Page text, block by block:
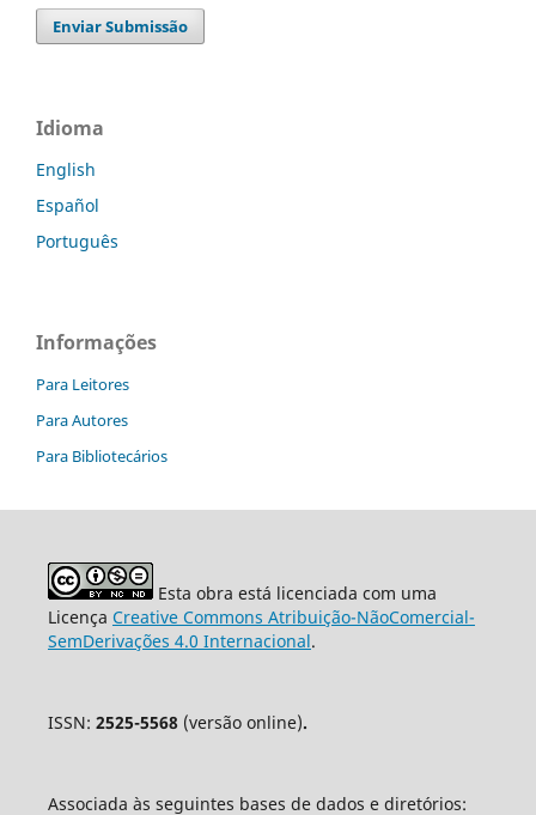
Enviar Submissão
Idioma
English
Español
Português
Informações
Para Leitores
Para Autores
Para Bibliotecários
Esta obra está licenciada com uma
Licença Creative Commons Atribuição-NãoComercial-
SemDerivações 4.0 Internacional.
ISSN: 2525-5568(versão online).
Associada às seguintes bases de dados e diretórios: